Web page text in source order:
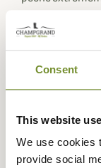
Consent
This website
We use cookies
provide social
Elle se décline
carreaux navy,
Summer navy,
l'angle du tartan